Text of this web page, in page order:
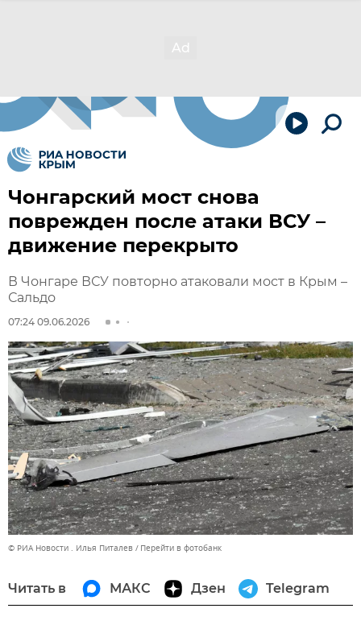
Чонгарский мост снова
поврежден после атаки ВСУ –
движение перекрыто
В Чонгаре ВСУ повторно атаковали мост в Крым –
Сальдо
07:24 09.06.2026
© РИА Новости . Илья Питалев Перейти в фотобанк
Читать в МАКС Дзен Telegram